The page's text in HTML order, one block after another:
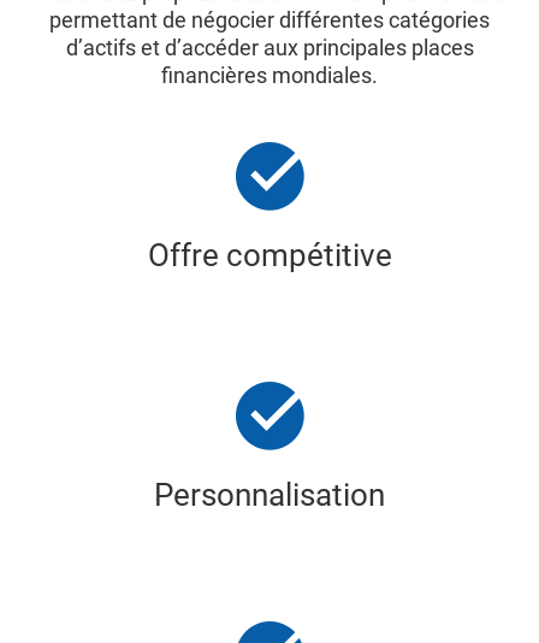
permettant de négocier différentes catégories
d’actifs et d’accéder aux principales places
financières mondiales.
Offre compétitive
Personnalisation